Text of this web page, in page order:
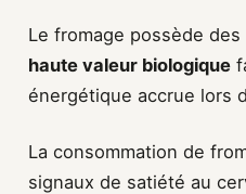
Le fromage possède
haute valeur biologique
énergétique accrue lors
La consommation de
signaux de satiété au